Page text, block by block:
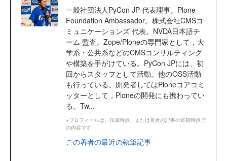
一般社団法人PyCon JP 代表理事。Plone
Foundation Ambassador。株式会社CMSコ
ミュニケーションズ 代表。NVDA日本語チ
ーム 監査。Zope/Ploneの専門家として，大
学系・公共系などのCMSコンサルティング
や構築を手がけている。PyCon JPには、初
回からスタッフとして活動。他のOSS活動
も行っている。開発者してはPloneコアコミ
ッターとして，Ploneの開発にも携わってい
る。Tw...
※プロフィールは、執筆時点、または直近の記事の寄稿時点で
の内容です
この著者の最近の執筆記事